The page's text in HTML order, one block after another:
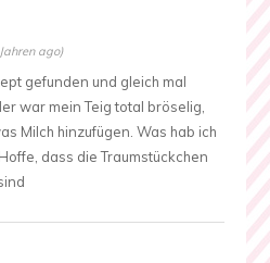
ago)
gefunden und gleich mal
war mein Teig total bröselig,
Milch hinzufügen. Was hab ich
dass die Traumstückchen